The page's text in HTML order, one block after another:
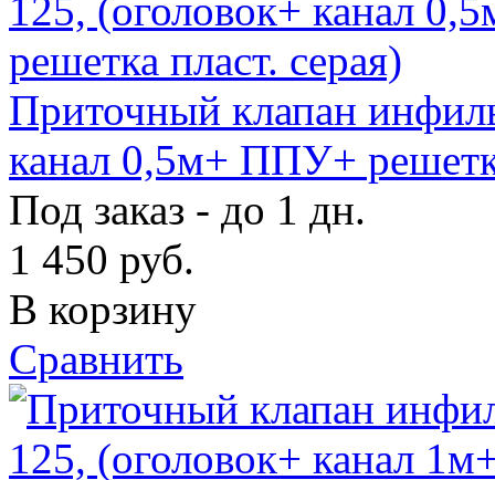
Приточный клапан
канал 0,5м+ ППУ+
Под заказ - до 1 дн.
1 450 руб.
В корзину
Сравнить